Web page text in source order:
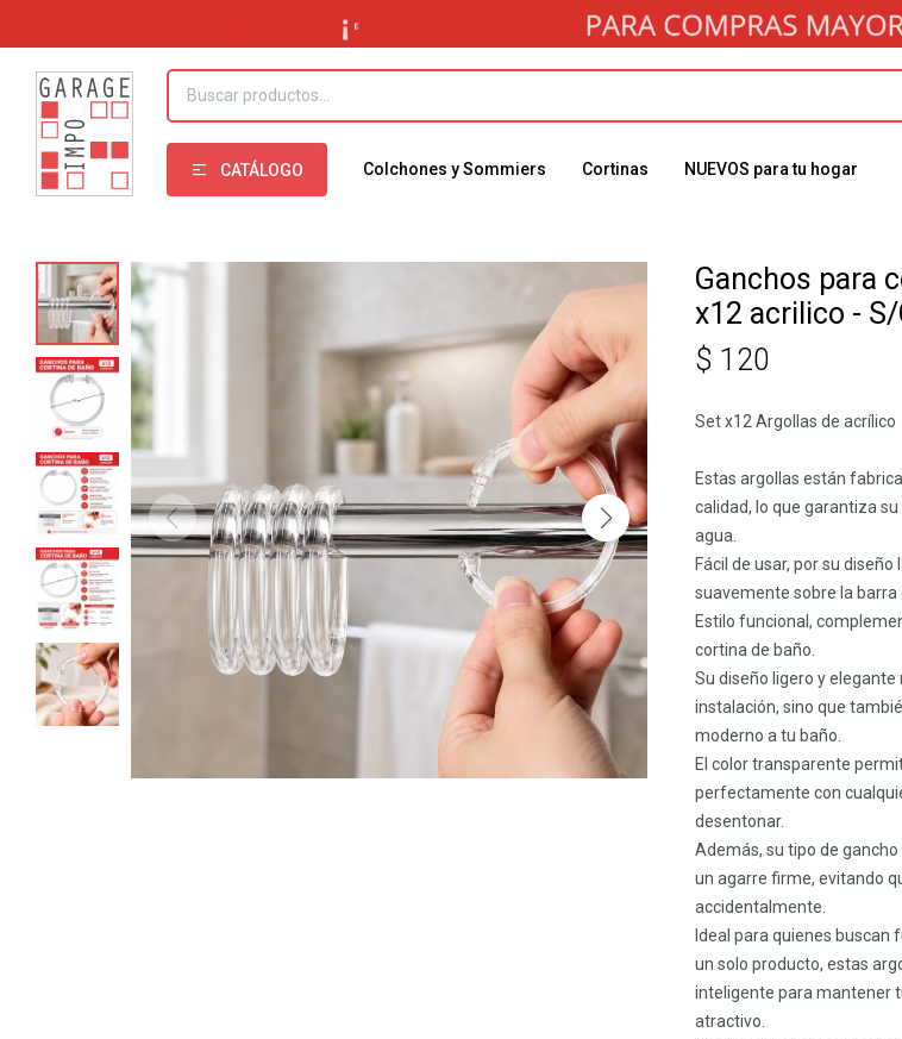
CATÁLOGO Colchones y Sommiers Cortinas NUEVOS para tu hogar
Ganchos para
x12 acrilico - S/
$ 120
Set x12 Argollas de acrílico
Estas argollas están
calidad, lo que garantiza
agua.
Fácil de usar, por su
suavemente sobre la barra
Estilo funcional,
cortina de baño.
Su diseño ligero y elegante
instalación, sino que
moderno a tu baño.
El color transparente
perfectamente con
desentonar.
Además, su tipo de
un agarre firme, evitando
accidentalmente.
Ideal para quienes buscan
un solo producto, estas
inteligente para mantener
atractivo.